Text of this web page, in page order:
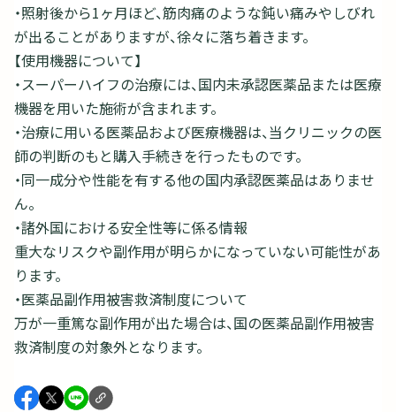
・照射後から1ヶ月ほど、筋肉痛のような鈍い痛みやしびれ
が出ることがありますが、徐々に落ち着きます。
【使用機器について】
・スーパーハイフの治療には、国内未承認医薬品または医療
機器を用いた施術が含まれます。
・治療に用いる医薬品および医療機器は、当クリニックの医
師の判断のもと購入手続きを行ったものです。
・同一成分や性能を有する他の国内承認医薬品はありませ
ん。
・諸外国における安全性等に係る情報
重大なリスクや副作用が明らかになっていない可能性があ
ります。
・医薬品副作用被害救済制度について
万が一重篤な副作用が出た場合は、国の医薬品副作用被害
救済制度の対象外となります。